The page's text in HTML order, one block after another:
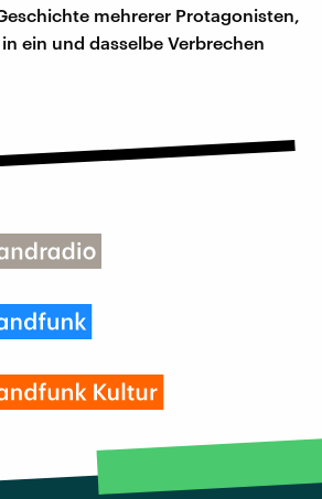
mehrerer Protagonisten,
ein und dasselbe Verbrechen